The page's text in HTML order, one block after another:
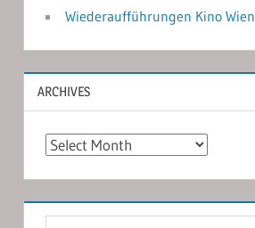
Wiederaufführungen Kino Wien
ARCHIVES
Archives